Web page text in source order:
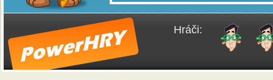
Hráči: